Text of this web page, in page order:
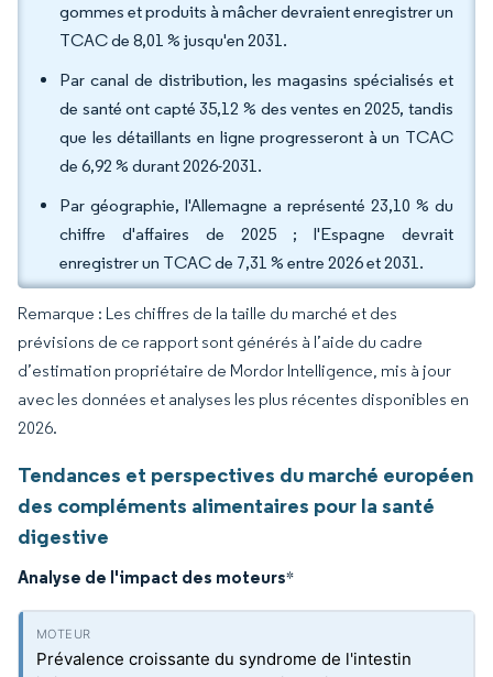
gommes et produits à mâcher devraient enregistrer un
TCAC de 8,01 % jusqu'en 2031.
Par canal de distribution, les magasins spécialisés et
de santé ont capté 35,12 % des ventes en 2025, tandis
que les détaillants en ligne progresseront à un TCAC
de 6,92 % durant 2026-2031.
Par géographie, l'Allemagne a représenté 23,10 % du
chiffre d'affaires de 2025 ; l'Espagne devrait
enregistrer un TCAC de 7,31 % entre 2026 et 2031.
Remarque : Les chiffres de la taille du marché et des
prévisions de ce rapport sont générés à l’aide du cadre
d’estimation propriétaire de Mordor Intelligence, mis à jour
avec les données et analyses les plus récentes disponibles en
2026.
Tendances et perspectives du marché européen
des compléments alimentaires pour la santé
digestive
Analyse de l'impact des moteurs*
Prévalence croissante du syndrome de l'intestin